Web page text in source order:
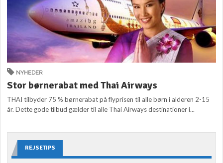
NYHEDER
Stor børnerabat med Thai Airways
THAI tilbyder 75 % børnerabat på flyprisen til alle børn i alderen 2-15
år. Dette gode tilbud gælder til alle Thai Airways destinationer i...
REJSETIPS